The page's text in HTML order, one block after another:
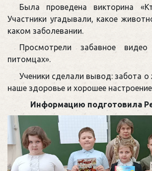
Была проведена викторина
Участники угадывали, какое
каком заболевании.
Просмотрели забавное
питомцах».
Ученики сделали вывод: забота
наше здоровье и хорошее
Информацию подготовила